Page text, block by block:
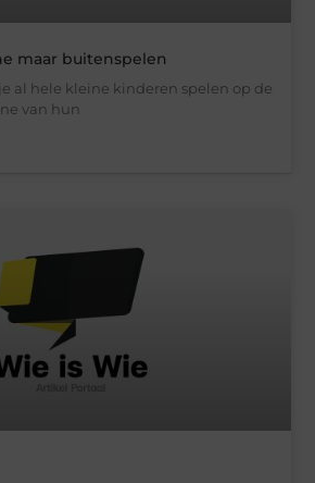
maar buitenspelen
al hele kleine kinderen spelen op de
van hun